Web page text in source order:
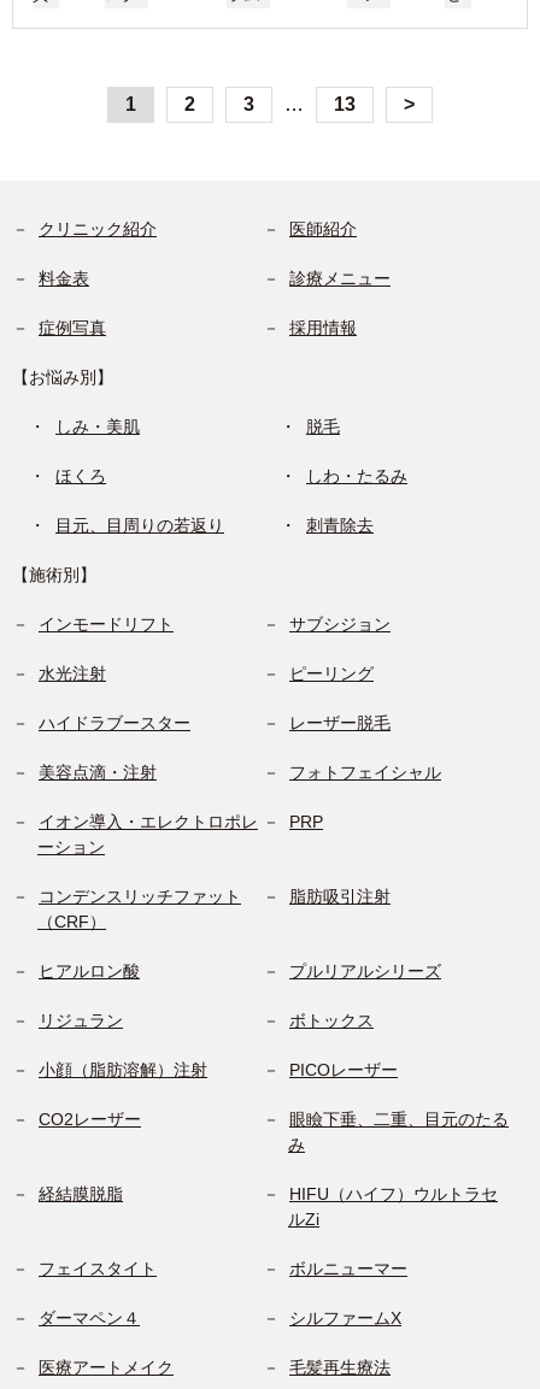
1 2 3 … 13 >
クリニック紹介 医師紹介
料金表 診療メニュー
症例写真 採用情報
【お悩み別】
しみ・美肌 脱毛
ほくろ しわ・たるみ
目元、目周りの若返り 刺青除去
【施術別】
インモードリフト サブシジョン
水光注射 ピーリング
ハイドラブースター レーザー脱毛
美容点滴・注射 フォトフェイシャル
イオン導入・エレクトロポレ
ーション
PRP
コンデンスリッチファット
（CRF）
脂肪吸引注射
ヒアルロン酸 プルリアルシリーズ
リジュラン ボトックス
小顔（脂肪溶解）注射 PICOレーザー
CO2レーザー
眼瞼下垂、二重、目元のたる
み
経結膜脱脂
HIFU（ハイフ）ウルトラセ
ルZi
フェイスタイト ボルニューマー
ダーマペン４ シルファームX
医療アートメイク 毛髪再生療法